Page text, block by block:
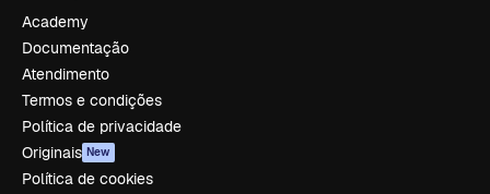
Academy
Documentação
Atendimento
Termos e condições
Política de privacidade
Originais New
Política de cookies